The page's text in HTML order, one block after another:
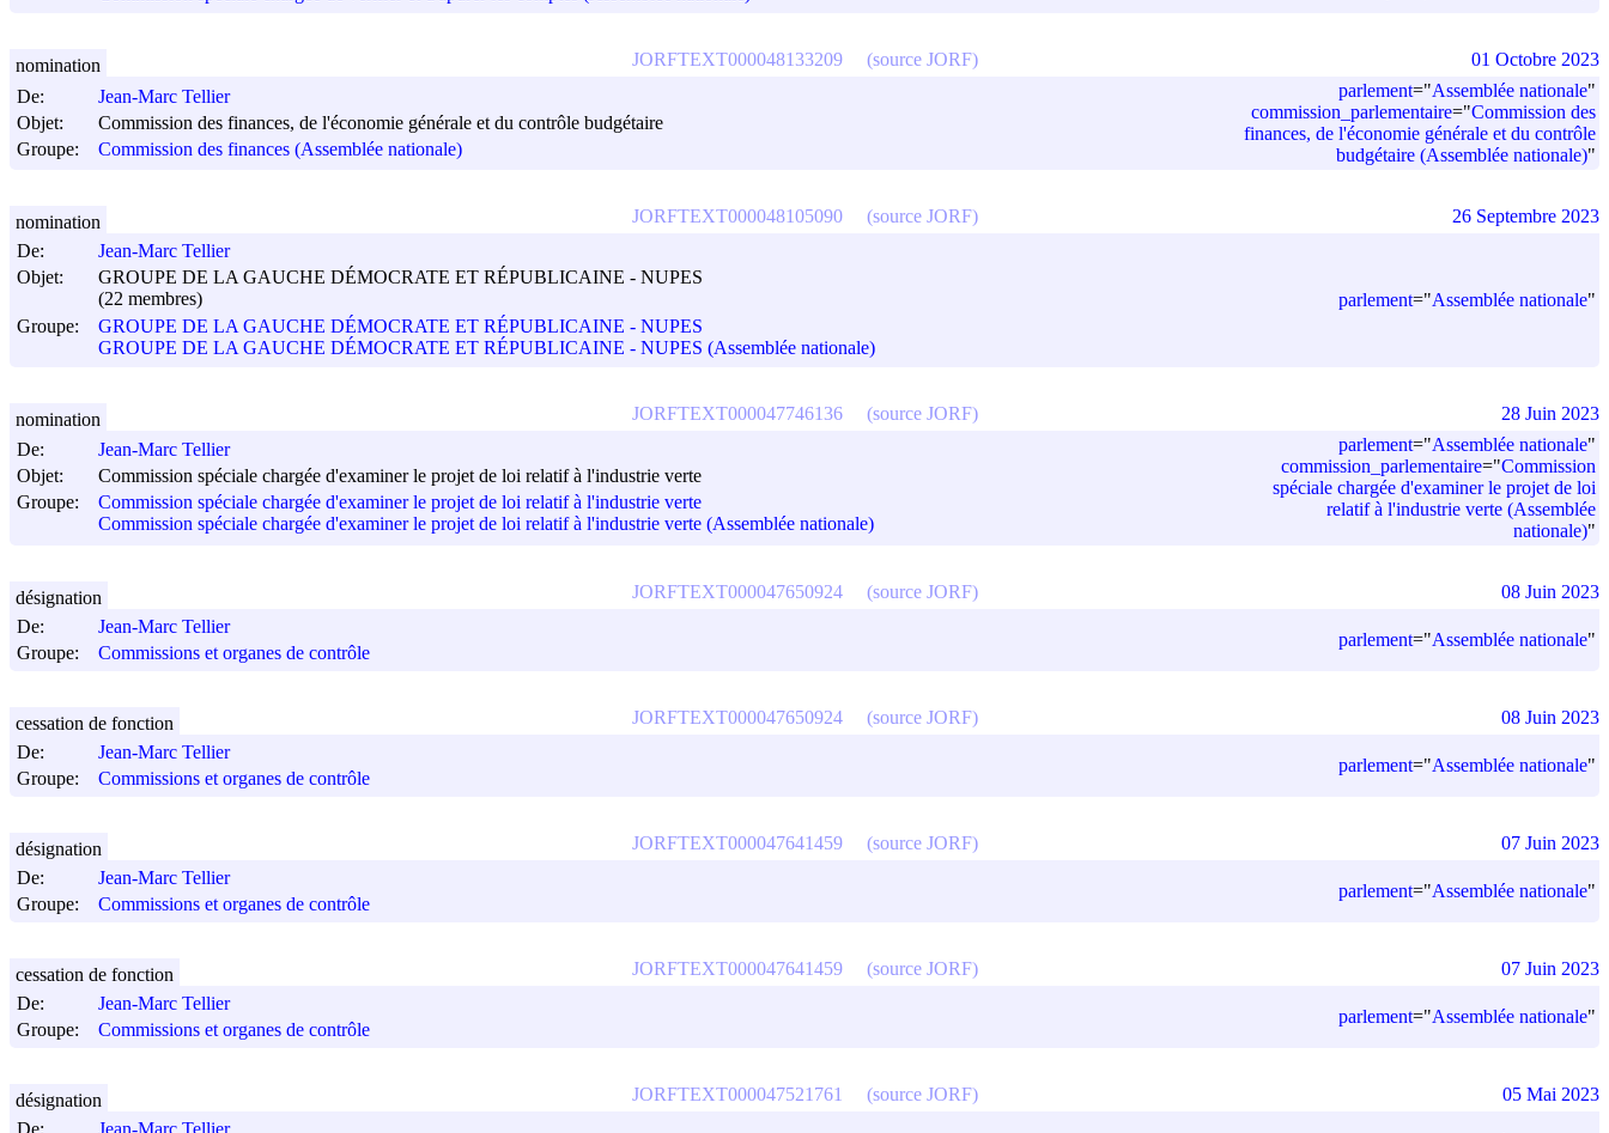
De:
Jean-Marc Tellier
Objet:
Commission des finances, de l'économie générale et du contrôle budgétaire
Groupe:
Commission des finances (Assemblée nationale)
parlement="Assemblée nationale"
commission_parlementaire="Commission des
finances, de l'économie générale et du contrôle
budgétaire (Assemblée nationale)"
JORFTEXT000048133209 (source JORF)
nomination 01 Octobre 2023
De:
Jean-Marc Tellier
Objet:
GROUPE DE LA GAUCHE DÉMOCRATE ET RÉPUBLICAINE - NUPES
(22 membres)
Groupe:
GROUPE DE LA GAUCHE DÉMOCRATE ET RÉPUBLICAINE - NUPES
GROUPE DE LA GAUCHE DÉMOCRATE ET RÉPUBLICAINE - NUPES (Assemblée nationale)
parlement="Assemblée nationale"
JORFTEXT000048105090 (source JORF)
nomination 26 Septembre 2023
De:
Jean-Marc Tellier
Objet:
Commission spéciale chargée d'examiner le projet de loi relatif à l'industrie verte
Groupe:
Commission spéciale chargée d'examiner le projet de loi relatif à l'industrie verte
Commission spéciale chargée d'examiner le projet de loi relatif à l'industrie verte (Assemblée nationale)
parlement="Assemblée nationale"
commission_parlementaire="Commission
spéciale chargée d'examiner le projet de loi
relatif à l'industrie verte (Assemblée
nationale)"
JORFTEXT000047746136 (source JORF)
nomination 28 Juin 2023
De:
Jean-Marc Tellier
Groupe:
Commissions et organes de contrôle
parlement="Assemblée nationale"
JORFTEXT000047650924 (source JORF)
désignation 08 Juin 2023
De:
Jean-Marc Tellier
Groupe:
Commissions et organes de contrôle
parlement="Assemblée nationale"
JORFTEXT000047650924 (source JORF)
cessation de fonction 08 Juin 2023
De:
Jean-Marc Tellier
Groupe:
Commissions et organes de contrôle
parlement="Assemblée nationale"
JORFTEXT000047641459 (source JORF)
désignation 07 Juin 2023
De:
Jean-Marc Tellier
Groupe:
Commissions et organes de contrôle
parlement="Assemblée nationale"
JORFTEXT000047641459 (source JORF)
cessation de fonction 07 Juin 2023
De:
JORFTEXT000047521761 (source JORF)
désignation 05 Mai 2023